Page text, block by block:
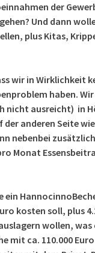
der
Und dann
plus Kitas,
wir in Wirklichkeit
haben.
nicht ausreicht) in
anderen Seite
nebenbei
Monat
kosten soll, plus
wollen, was
mit ca. 110.000